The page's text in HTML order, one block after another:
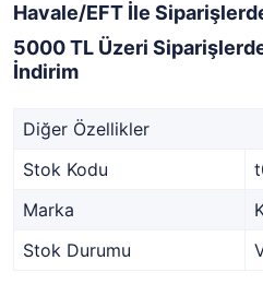
Havale/EFT İle
5000 TL Üzeri
İndirim
Diğer Özellikler
Stok Kodu
Marka
Stok Durumu